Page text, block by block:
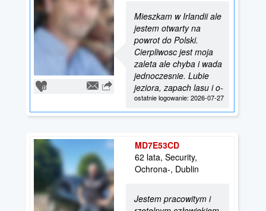
Mieszkam w Irlandii ale
jestem otwarty na
powrot do Polski.
Cierpliwosc jest moja
zaleta ale chyba i wada
jednoczesnie. Lubie
jeziora, zapach lasu i o-
ostatnie logowanie: 2026-07-27
MD7E53CD
62 lata, Security,
Ochrona-, Dublin
Jestem pracowitym i